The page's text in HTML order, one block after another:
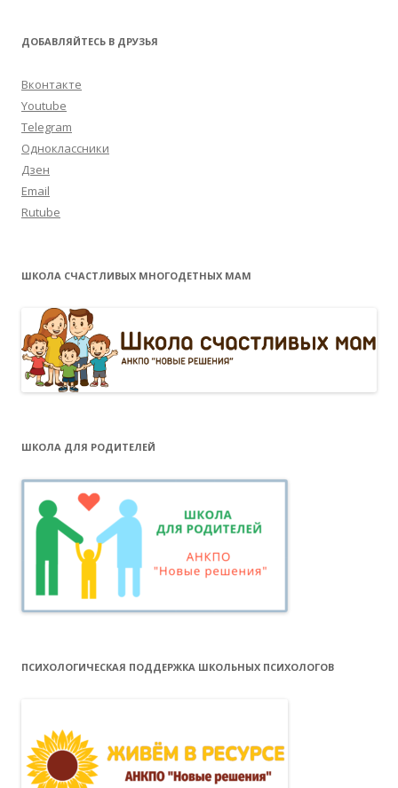
ДОБАВЛЯЙТЕСЬ В ДРУЗЬЯ
Вконтакте
Youtube
Telegram
Одноклассники
Дзен
Email
Rutube
ШКОЛА СЧАСТЛИВЫХ МНОГОДЕТНЫХ МАМ
ШКОЛА ДЛЯ РОДИТЕЛЕЙ
ПСИХОЛОГИЧЕСКАЯ ПОДДЕРЖКА ШКОЛЬНЫХ ПСИХОЛОГОВ